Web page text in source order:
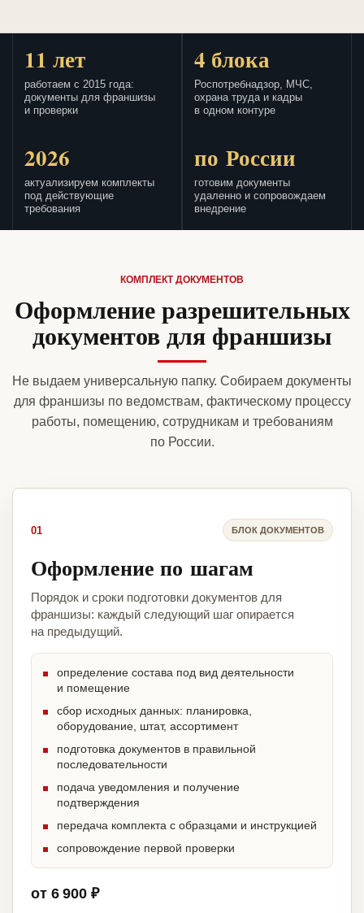
11 лет
работаем с 2015 года:
документы для франшизы
и проверки
4 блока
Роспотребнадзор, МЧС,
охрана труда и кадры
в одном контуре
2026
актуализируем комплекты
под действующие
требования
по России
готовим документы
удаленно и сопровождаем
внедрение
КОМПЛЕКТ ДОКУМЕНТОВ
Оформление разрешительных
документов для франшизы
Не выдаем универсальную папку. Собираем документы
для франшизы по ведомствам, фактическому процессу
работы, помещению, сотрудникам и требованиям
по России.
01 БЛОК ДОКУМЕНТОВ
Оформление по шагам
Порядок и сроки подготовки документов для
франшизы: каждый следующий шаг опирается
на предыдущий.
определение состава под вид деятельности
и помещение
сбор исходных данных: планировка,
оборудование, штат, ассортимент
подготовка документов в правильной
последовательности
подача уведомления и получение
подтверждения
передача комплекта с образцами и инструкцией
сопровождение первой проверки
от 6 900 ₽